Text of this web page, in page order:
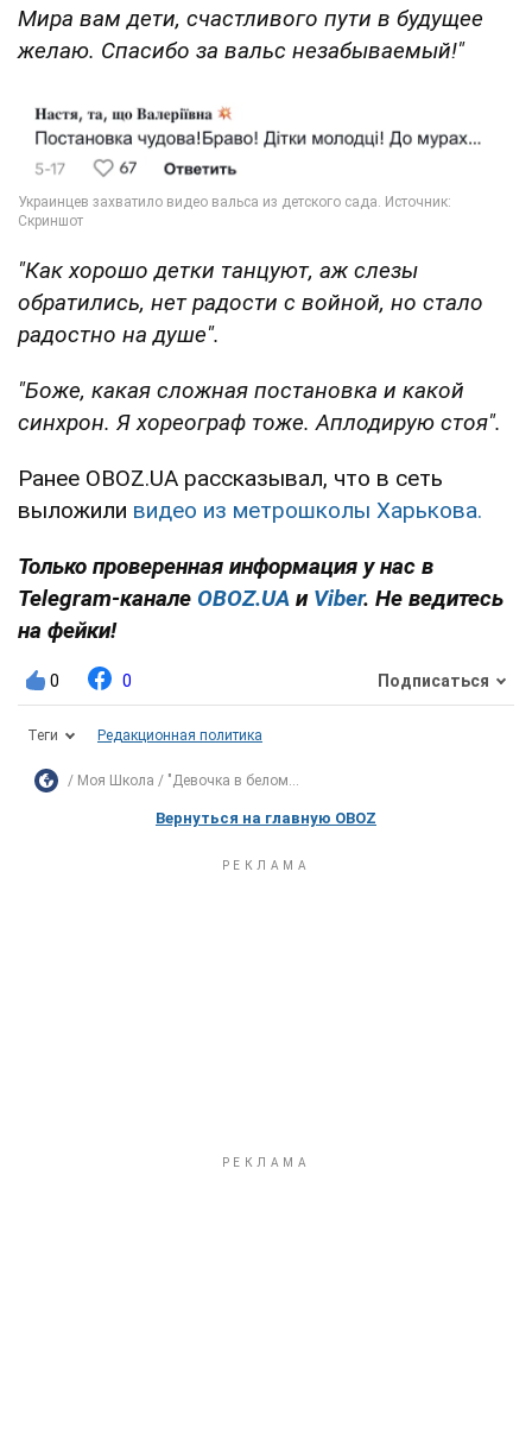
Мира вам дети, счастливого пути в будущее
желаю. Спасибо за вальс незабываемый!"
"Как хорошо детки танцуют, аж слезы
обратились, нет радости с войной, но стало
радостно на душе".
"Боже, какая сложная постановка и какой
синхрон. Я хореограф тоже. Аплодирую стоя".
Ранее OBOZ.UA рассказывал, что в сеть
выложили видео из метрошколы Харькова.
Только проверенная информация у нас в
Telegram-канале OBOZ.UA и Viber. Не ведитесь
на фейки!
0 0 Подписаться
Теги Редакционная политика
Моя Школа "Девочка в белом...
Вернуться на главную OBOZ